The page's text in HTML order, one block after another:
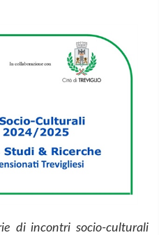
di incontri socio-culturali